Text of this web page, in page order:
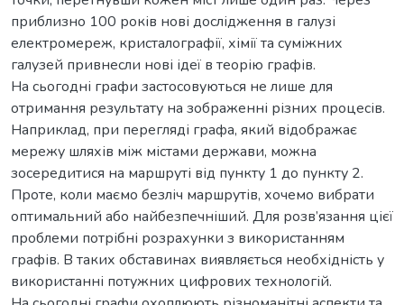
приблизно 100 років нові дослідження в галузі
електромереж, кристалографії, хімії та суміжних
галузей привнесли нові ідеї в теорію графів.
На сьогодні графи застосовуються не лише для
отримання результату на зображенні різних процесів.
Наприклад, при перегляді графа, який відображає
мережу шляхів між містами держави, можна
зосередитися на маршруті від пункту 1 до пункту 2.
Проте, коли маємо безліч маршрутів, хочемо вибрати
оптимальний або найбезпечніший. Для розв’язання цієї
проблеми потрібні розрахунки з використанням
графів. В таких обставинах виявляється необхідність у
використанні потужних цифрових технологій.